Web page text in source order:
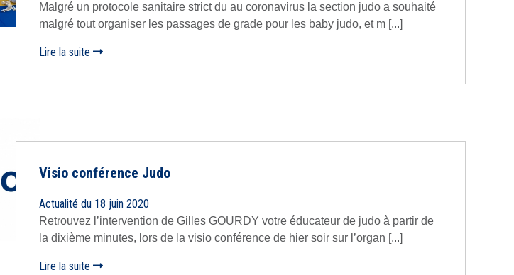
Malgré un protocole sanitaire strict du au coronavirus la section judo a souhaité
malgré tout organiser les passages de grade pour les baby judo, et m [...]
Lire la suite
Visio conférence Judo
Actualité du 18 juin 2020
Retrouvez l’intervention de Gilles GOURDY votre éducateur de judo à partir de
la dixième minutes, lors de la visio conférence de hier soir sur l’organ [...]
Lire la suite